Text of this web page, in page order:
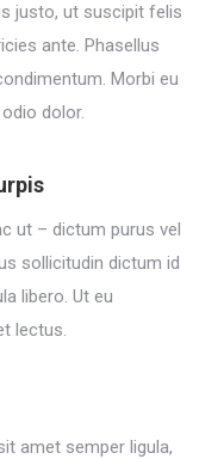
justo, ut suscipit felis
ante. Phasellus
Morbi eu
dolor.
ut – dictum purus vel
sollicitudin dictum id
libero. Ut eu
lectus.
amet semper ligula,